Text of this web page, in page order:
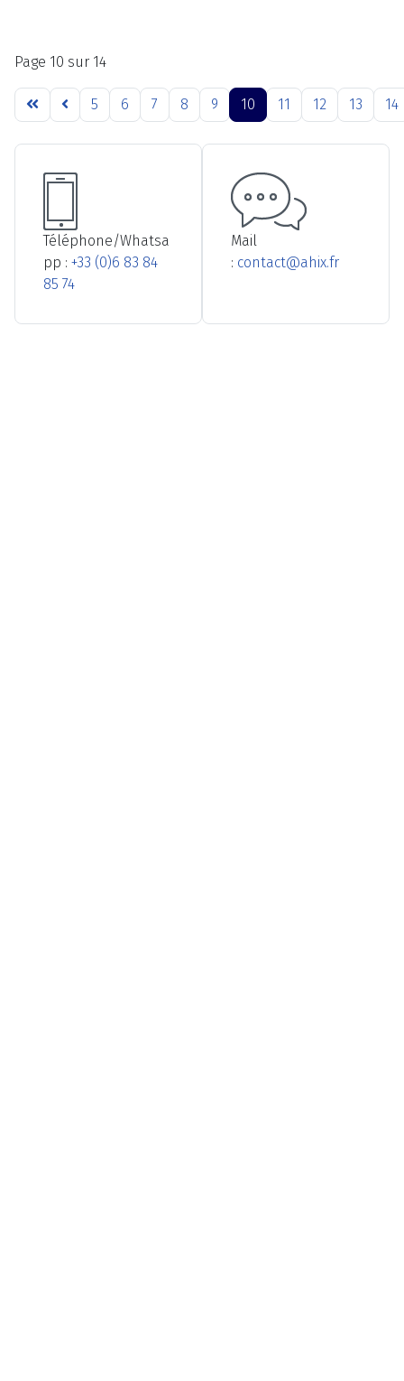
Page 10 sur 14
5 6 7 8 9 10 11 12 13 14
Téléphone/Whatsa
pp : +33 (0)6 83 84
85 74
Mail
: contact@ahix.fr